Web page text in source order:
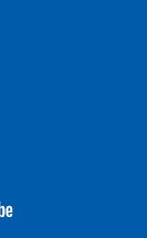
youtube-